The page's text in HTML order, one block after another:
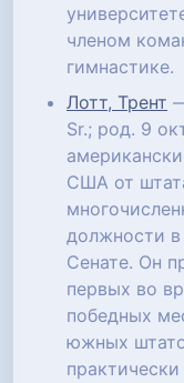
членом
гимнастике.
Лотт, Трент
Sr.; род. 9
США от
должности в
Сенате. Он
первых во
победных
южных